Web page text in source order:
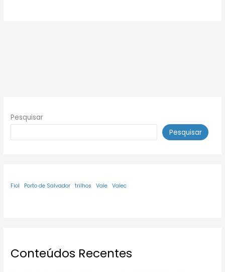
Pesquisar
Pesquisar
Fiol Porto de Salvador trilhos Vale Valec
Conteúdos Recentes